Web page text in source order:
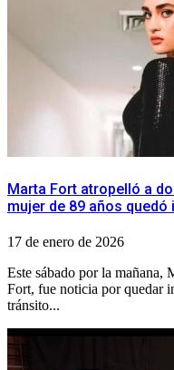
Marta Fort atropelló a
mujer de 89 años
17 de enero de 2026
Este sábado por la mañana,
Fort, fue noticia por quedar
tránsito...